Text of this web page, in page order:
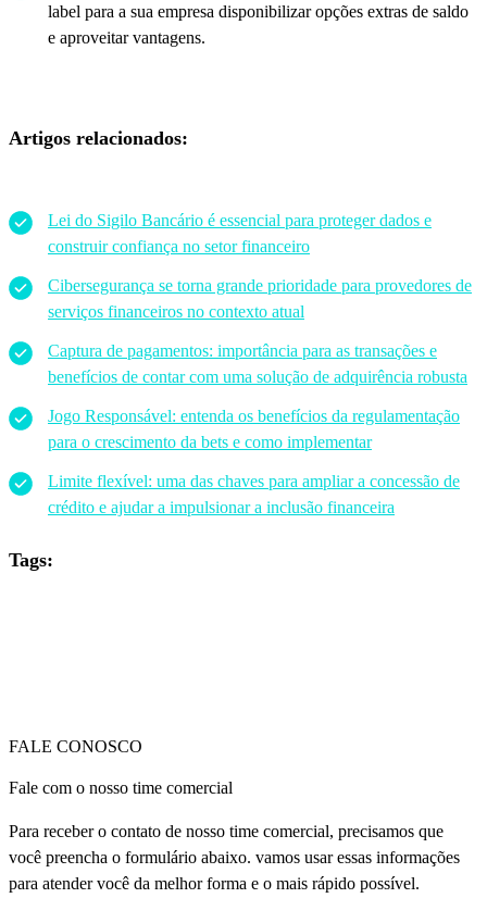
label para a sua empresa disponibilizar opções extras de saldo
e aproveitar vantagens.
Artigos relacionados:
Lei do Sigilo Bancário é essencial para proteger dados e
construir confiança no setor financeiro
Cibersegurança se torna grande prioridade para provedores de
serviços financeiros no contexto atual
Captura de pagamentos: importância para as transações e
benefícios de contar com uma solução de adquirência robusta
Jogo Responsável: entenda os benefícios da regulamentação
para o crescimento da bets e como implementar
Limite flexível: uma das chaves para ampliar a concessão de
crédito e ajudar a impulsionar a inclusão financeira
Tags:
FALE CONOSCO
Fale com o nosso time comercial
Para receber o contato de nosso time comercial, precisamos que
você preencha o formulário abaixo. vamos usar essas informações
para atender você da melhor forma e o mais rápido possível.